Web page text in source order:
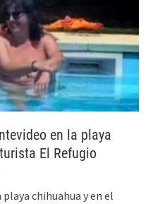
en la playa
El Refugio
chihuahua y en el